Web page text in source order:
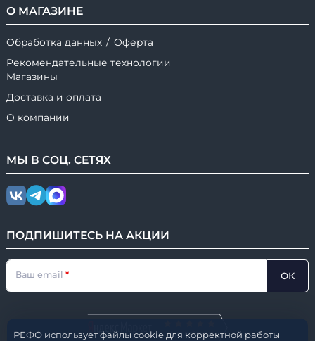
О МАГАЗИНЕ
Обработка данных / Оферта
Рекомендательные технологии
Магазины
Доставка и оплата
О компании
МЫ В СОЦ. СЕТЯХ
ПОДПИШИТЕСЬ НА АКЦИИ
Ваш email ОК
НАШ РЕЙТИНГ
РЕФО использует файлы cookie для корректной работы